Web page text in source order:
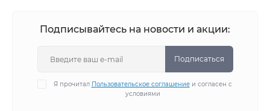
Подписывайтесь на новости и акции:
Подписаться
Я прочитал Пользовательское соглашениеи согласен с
условиями